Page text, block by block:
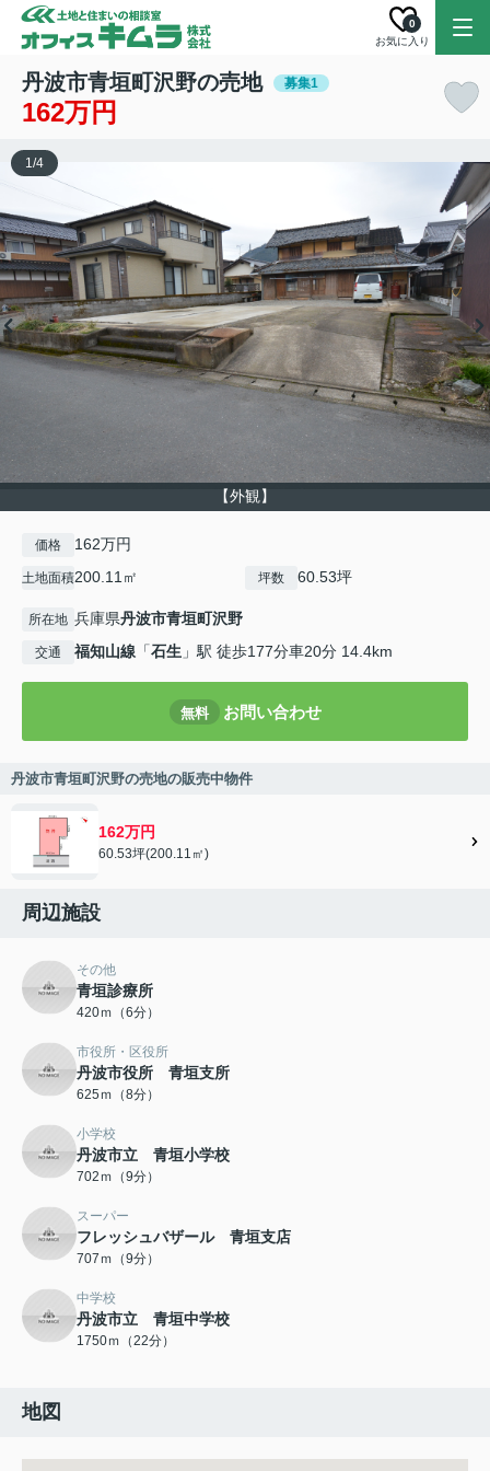
お気に入り
0
丹波市青垣町沢野の売地 募集1
162万円
【外観】
1/4
価格 162万円
土地面積200.11㎡ 坪数 60.53坪
所在地 兵庫県丹波市青垣町沢野
交通 福知山線 「石生 」駅 徒歩177分車20分 14.4km
無料 お問い合わせ
丹波市青垣町沢野の売地の販売中物件
162万円
60.53坪(200.11㎡)
周辺施設
その他
青垣診療所
420ｍ（6分）
市役所・区役所
丹波市役所 青垣支所
625ｍ（8分）
小学校
丹波市立 青垣小学校
702ｍ（9分）
スーパー
フレッシュバザール 青垣支店
707ｍ（9分）
中学校
丹波市立 青垣中学校
1750ｍ（22分）
地図